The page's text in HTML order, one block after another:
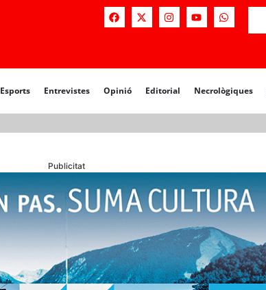
Esports Entrevistes Opinió Editorial Necrològiques
Opinió Editorial Necrològiques
Publicitat